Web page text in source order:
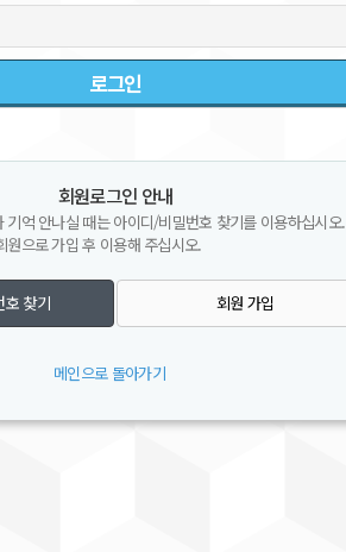
회원로그인 안내
기억 안나실 때는 아이디/비밀번호 찾기를 이용하십시오.
원으로 가입 후 이용해 주십시오.
호 찾기 회원 가입
메인으로 돌아가기